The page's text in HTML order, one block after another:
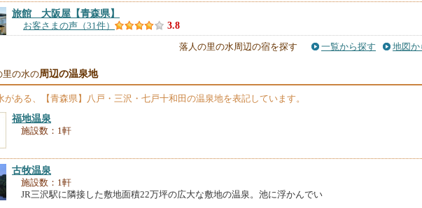
旅館 大阪屋 【青森県】
お客さまの声（31件） 3.8
お客さまの声（843件）
落人の里の水周辺の宿を探す 一覧から探す 地図か
里の水の周辺の温泉地
がある、【青森県】八戸・三沢・七戸十和田の温泉地を表記しています。
福地温泉
施設数：1軒
古牧温泉
施設数：1軒
JR三沢駅に隣接した敷地面積22万坪の広大な敷地の温泉。池に浮かんでい